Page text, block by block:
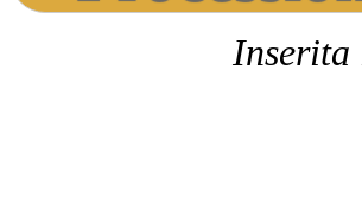
Inserita